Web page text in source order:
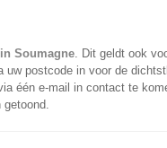
Soumagne. Dit geldt ook
uw postcode in voor de
één e-mail in contact te
getoond.